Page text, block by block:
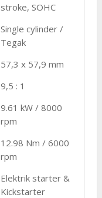
stroke, SOHC
Single cylinder /
Tegak
57,3 x 57,9 mm
9,5 : 1
9.61 kW / 8000
rpm
12.98 Nm / 6000
rpm
Elektrik starter &
Kickstarter